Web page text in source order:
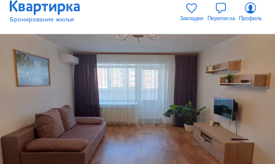
Закладки Переписка Профиль